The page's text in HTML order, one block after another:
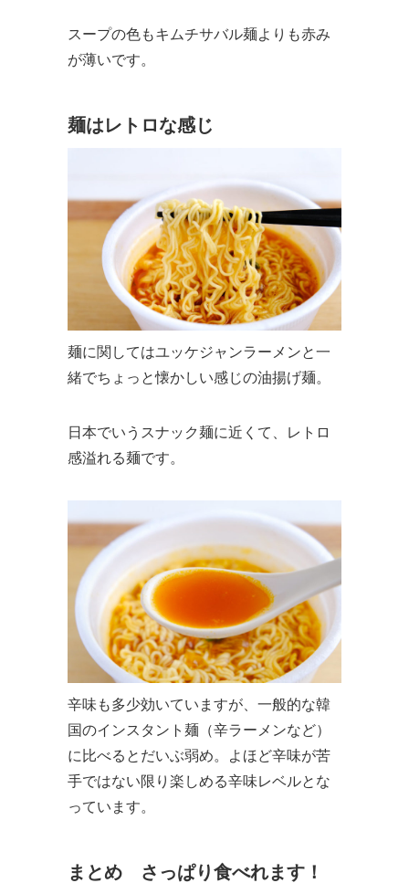
スープの色もキムチサバル麺よりも赤み
が薄いです。
麺はレトロな感じ
麺に関してはユッケジャンラーメンと一
緒でちょっと懐かしい感じの油揚げ麺。
日本でいうスナック麺に近くて、レトロ
感溢れる麺です。
辛味も多少効いていますが、一般的な韓
国のインスタント麺（辛ラーメンなど）
に比べるとだいぶ弱め。よほど辛味が苦
手ではない限り楽しめる辛味レベルとな
っています。
まとめ さっぱり食べれます！